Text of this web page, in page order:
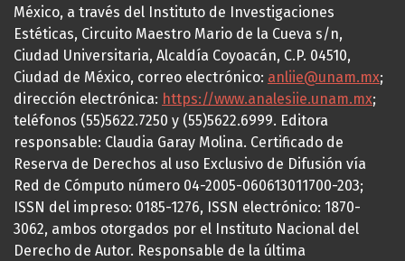
México, a través del Instituto de Investigaciones
Estéticas, Circuito Maestro Mario de la Cueva s/n,
Ciudad Universitaria, Alcaldía Coyoacán, C.P. 04510,
Ciudad de México, correo electrónico: anliie@unam.mx;
dirección electrónica: https://www.analesiie.unam.mx;
teléfonos (55)5622.7250 y (55)5622.6999. Editora
responsable: Claudia Garay Molina. Certificado de
Reserva de Derechos al uso Exclusivo de Difusión vía
Red de Cómputo número 04-2005-060613011700-203;
ISSN del impreso: 0185-1276, ISSN electrónico: 1870-
3062, ambos otorgados por el Instituto Nacional del
Derecho de Autor. Responsable de la última